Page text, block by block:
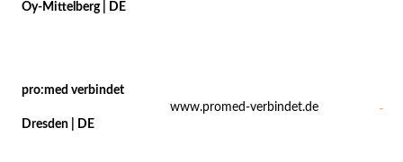
Oy-Mittelberg | DE
pro:med verbindet
Dresden | DE
www.promed-verbindet.de